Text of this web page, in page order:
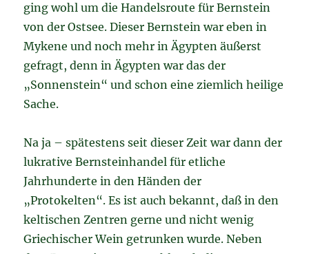
ging wohl um die Handelsroute für Bernstein
von der Ostsee. Dieser Bernstein war eben in
Mykene und noch mehr in Ägypten äußerst
gefragt, denn in Ägypten war das der
„Sonnenstein“ und schon eine ziemlich heilige
Sache.
Na ja – spätestens seit dieser Zeit war dann der
lukrative Bernsteinhandel für etliche
Jahrhunderte in den Händen der
„Protokelten“. Es ist auch bekannt, daß in den
keltischen Zentren gerne und nicht wenig
Griechischer Wein getrunken wurde. Neben